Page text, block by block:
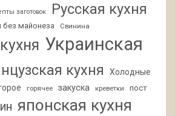
заготовок Русская кухня
майонеза Свинина
Украинская
кухня
Холодные
горячее закуска креветки пост
японская кухня